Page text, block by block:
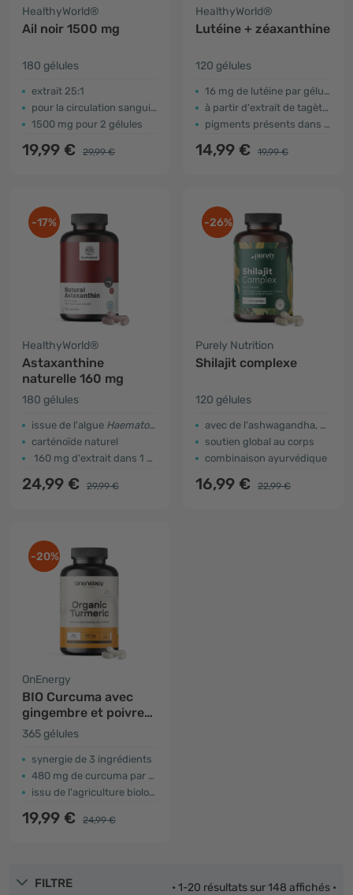
HealthyWorld®
Ail noir 1500 mg
180 gélules
extrait 25:1
pour la circulation sanguine et l'immunité
1500 mg pour 2 gélules
19,99 € 29,99 €
HealthyWorld®
Lutéine + zéaxanthine
120 gélules
16 mg de lutéine par gélule
à partir d'extrait de tagète jaune
pigments présents dans la rétine
14,99 € 19,99 €
-17%
HealthyWorld®
Astaxanthine
naturelle 160 mg
180 gélules
issue de l'algue Haematococcus pluvialis
carténoïde naturel
160 mg d'extrait dans 1 gélule
24,99 € 29,99 €
-26%
Purely Nutrition
Shilajit complexe
120 gélules
avec de l'ashwagandha, du curcuma et de la crinière de lion
soutien global au corps
combinaison ayurvédique
16,99 € 22,99 €
-20%
OnEnergy
BIO Curcuma avec
gingembre et poivre
noir
365 gélules
synergie de 3 ingrédients
480 mg de curcuma par gélule
issu de l'agriculture biologique certifiée
19,99 € 24,99 €
FILTRE • 1-20 résultats sur 148 affichés •